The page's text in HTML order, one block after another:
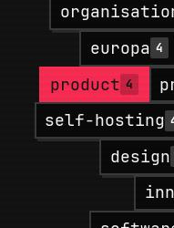
europa 4
product 4
self-hosting
design